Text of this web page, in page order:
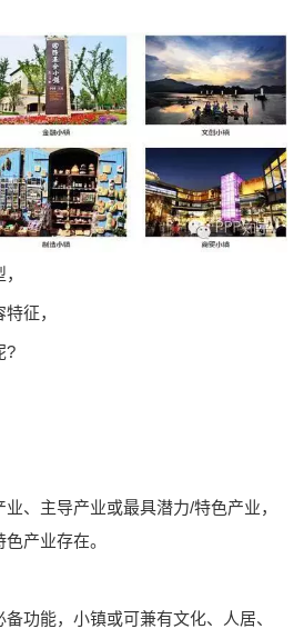
征，
?
、主导产业或最具潜力/特色产业，
产业存在。
功能，小镇或可兼有文化、人居、